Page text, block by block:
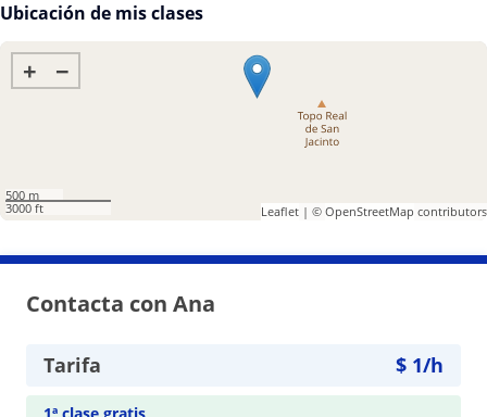
Ubicación de mis clases
+ −
500 m
3000 ft
Leaflet| © OpenStreetMap contributors
Contacta con Ana
Tarifa $ 1/h